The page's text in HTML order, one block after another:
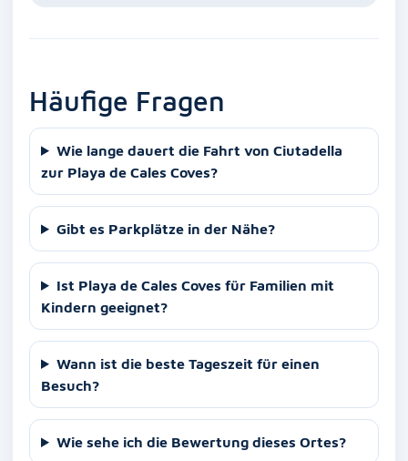
Häufige Fragen
Wie lange dauert die Fahrt von Ciutadella
zur Playa de Cales Coves?
Gibt es Parkplätze in der Nähe?
Ist Playa de Cales Coves für Familien mit
Kindern geeignet?
Wann ist die beste Tageszeit für einen
Besuch?
Wie sehe ich die Bewertung dieses Ortes?